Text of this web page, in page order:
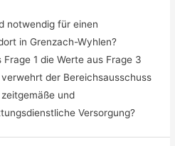
notwendig für einen
in Grenzach-Wyhlen?
1 die Werte aus Frage 3
der Bereichsausschuss
und
Versorgung?